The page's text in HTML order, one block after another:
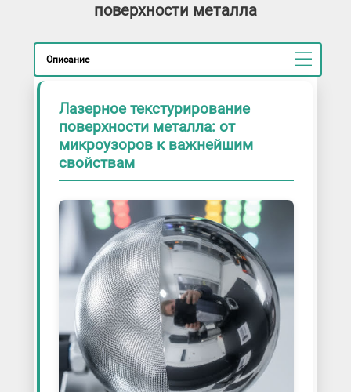
поверхности металла
Описание
Лазерное текстурирование
поверхности металла: от
микроузоров к важнейшим
свойствам